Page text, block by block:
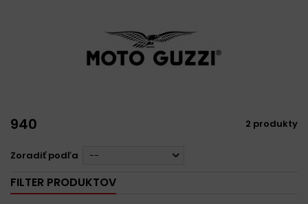
940 2 produkty
Zoradiť podľa --
FILTER PRODUKTOV